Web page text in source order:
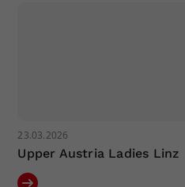
23.03.2026
Upper Austria Ladies Linz